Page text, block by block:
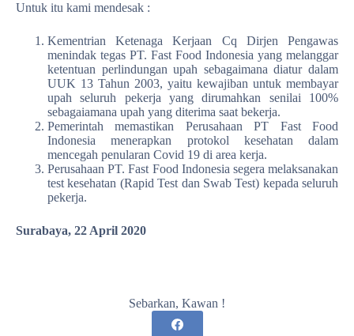
Untuk itu kami mendesak :
Kementrian Ketenaga Kerjaan Cq Dirjen Pengawas
menindak tegas PT. Fast Food Indonesia yang melanggar
ketentuan perlindungan upah sebagaimana diatur dalam
UUK 13 Tahun 2003, yaitu kewajiban untuk membayar
upah seluruh pekerja yang dirumahkan senilai 100%
sebagaiamana upah yang diterima saat bekerja.
Pemerintah memastikan Perusahaan PT Fast Food
Indonesia menerapkan protokol kesehatan dalam
mencegah penularan Covid 19 di area kerja.
Perusahaan PT. Fast Food Indonesia segera melaksanakan
test kesehatan (Rapid Test dan Swab Test) kepada seluruh
pekerja.
Surabaya, 22 April 2020
Sebarkan, Kawan !